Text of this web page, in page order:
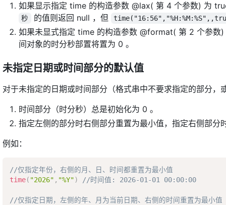
如果显示指定 time 的构造参数 @lax( 第 4 个参数) 为
秒 的值则返回 null ，但
如果未显式指定 time 的构造参数 @format( 第 2 个参数
间对象的时分秒部置将置为 0 。
未指定日期或时间部分的默认值
对于未指定的日期或时间部分（格式串中不要求指定的部分
时间部分（时分秒）总是初始化为 0 。
指定左侧的部分时右侧部分重置为最小值，指定右侧部分
例如：
//仅指定年份，右侧的月、日、时间都重置为最小值
time( "2026" , "%Y") //时间值: 2026-01-01 00:00:00
//仅指定日期，左侧的年、月为当前日期、右侧的时间重置为最小值